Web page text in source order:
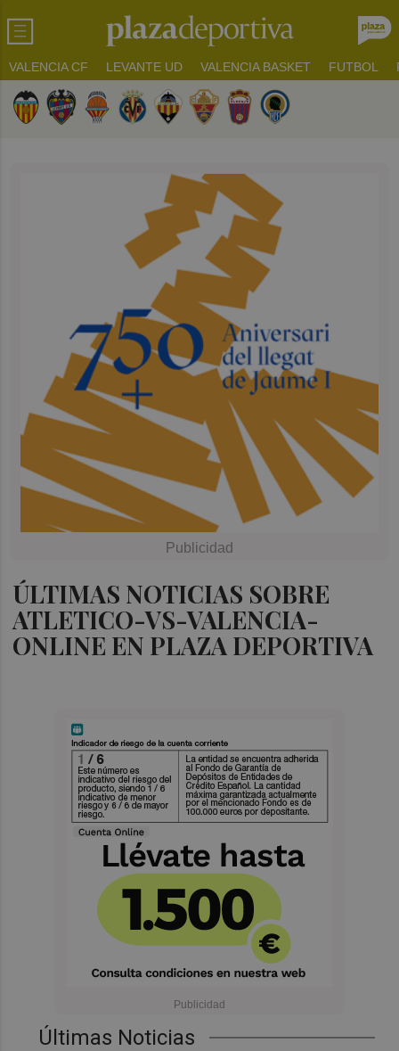
VALENCIA CF LEVANTE UD VALENCIA BASKET FUTBOL
ÚLTIMAS NOTICIAS SOBRE
ATLETICO-VS-VALENCIA-
ONLINE EN PLAZA DEPORTIVA
Últimas Noticias